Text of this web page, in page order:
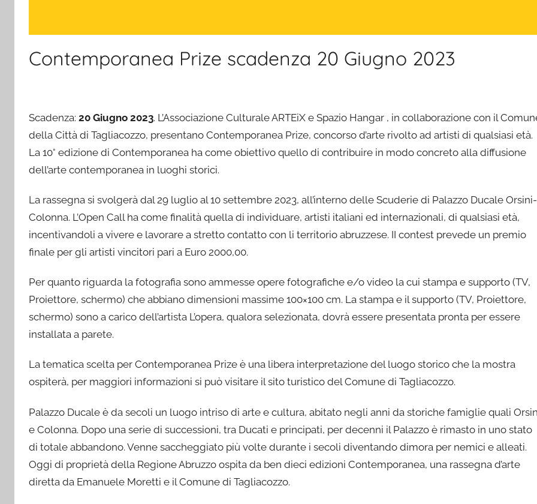
Contemporanea Prize scadenza 20 Giugno 2023
Scadenza: 20 Giugno 2023. L’Associazione Culturale ARTEiX e Spazio Hangar , in collaborazione con il
della Città di Tagliacozzo, presentano Contemporanea Prize, concorso d’arte rivolto ad artisti di qualsiasi età.
La 10° edizione di Contemporanea ha come obiettivo quello di contribuire in modo concreto alla diffusione
dell’arte contemporanea in luoghi storici.
La rassegna si svolgerà dal 29 luglio al 10 settembre 2023, all’interno delle Scuderie di Palazzo Ducale Orsini-
Colonna. L’Open Call ha come finalità quella di individuare, artisti italiani ed internazionali, di qualsiasi età,
incentivandoli a vivere e lavorare a stretto contatto con li territorio abruzzese. II contest prevede un premio
finale per gli artisti vincitori pari a Euro 2000,00.
Per quanto riguarda la fotografia sono ammesse opere fotografiche e/o video la cui stampa e supporto (TV,
Proiettore, schermo) che abbiano dimensioni massime 100×100 cm. La stampa e il supporto (TV, Proiettore,
schermo) sono a carico dell’artista L’opera, qualora selezionata, dovrà essere presentata pronta per essere
installata a parete.
La tematica scelta per Contemporanea Prize è una libera interpretazione del luogo storico che la mostra
ospiterà, per maggiori informazioni si può visitare il sito turistico del Comune di Tagliacozzo.
Palazzo Ducale è da secoli un luogo intriso di arte e cultura, abitato negli anni da storiche famiglie quali
e Colonna. Dopo una serie di successioni, tra Ducati e principati, per decenni il Palazzo è rimasto in uno stato
di totale abbandono. Venne saccheggiato più volte durante i secoli diventando dimora per nemici e alleati.
Oggi di proprietà della Regione Abruzzo ospita da ben dieci edizioni Contemporanea, una rassegna d’arte
diretta da Emanuele Moretti e il Comune di Tagliacozzo.